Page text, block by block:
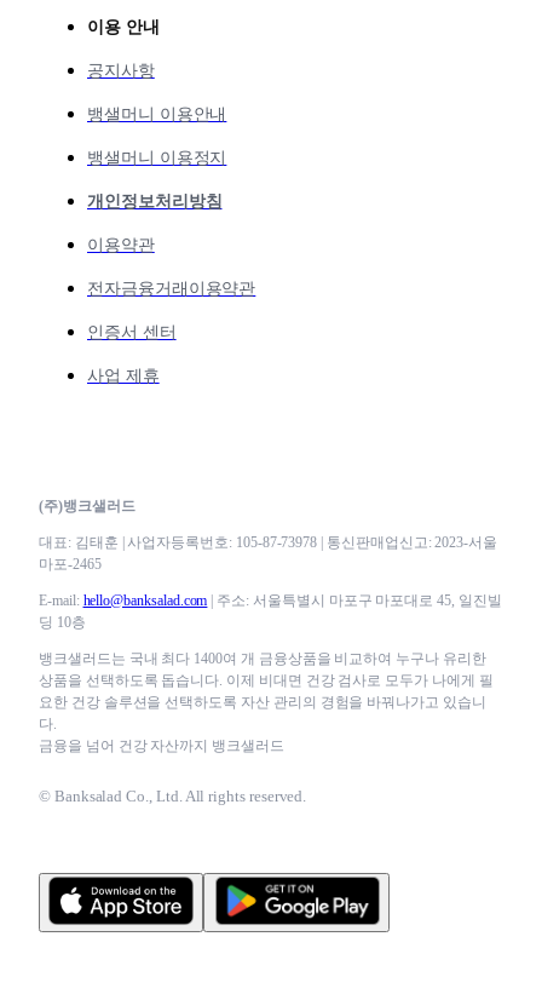
이용 안내
공지사항
뱅샐머니 이용안내
뱅샐머니 이용정지
개인정보처리방침
이용약관
전자금융거래이용약관
인증서 센터
사업 제휴
(주)뱅크샐러드
대표: 김태훈 | 사업자등록번호: 105-87-73978 | 통신판매업신고: 2023-서울
마포-2465
E-mail: hello@banksalad.com | 주소: 서울특별시 마포구 마포대로 45, 일진빌
딩 10층
뱅크샐러드는 국내 최다 1400여 개 금융상품을 비교하여 누구나 유리한
상품을 선택하도록 돕습니다. 이제 비대면 건강 검사로 모두가 나에게 필
요한 건강 솔루션을 선택하도록 자산 관리의 경험을 바꿔나가고 있습니
다.
금융을 넘어 건강 자산까지 뱅크샐러드
© Banksalad Co., Ltd. All rights reserved.